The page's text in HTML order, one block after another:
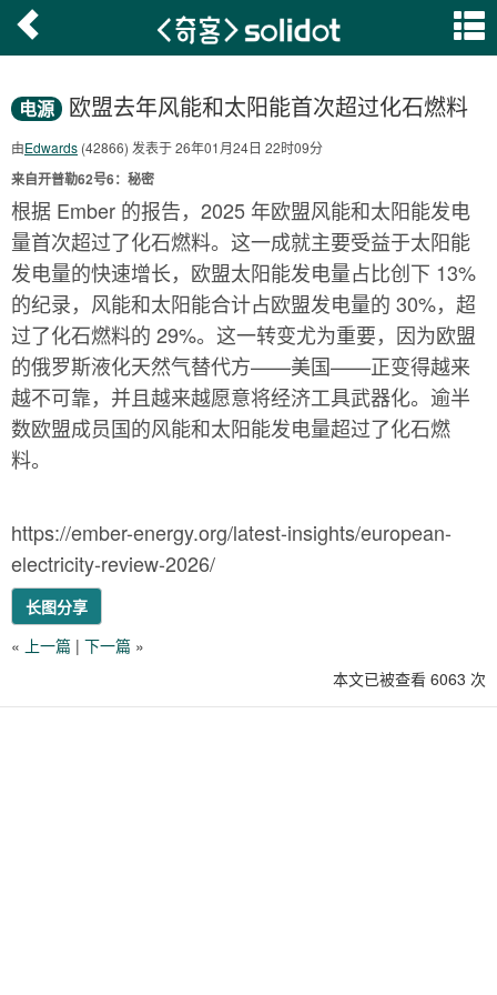
电源 欧盟去年风能和太阳能首次超过化石燃料
由Edwards (42866) 发表于 26年01月24日 22时09分
来自开普勒62号6：秘密
根据 Ember 的报告，2025 年欧盟风能和太阳能发电
量首次超过了化石燃料。这一成就主要受益于太阳能
发电量的快速增长，欧盟太阳能发电量占比创下 13%
的纪录，风能和太阳能合计占欧盟发电量的 30%，超
过了化石燃料的 29%。这一转变尤为重要，因为欧盟
的俄罗斯液化天然气替代方——美国——正变得越来
越不可靠，并且越来越愿意将经济工具武器化。逾半
数欧盟成员国的风能和太阳能发电量超过了化石燃
料。
https://ember-energy.org/latest-insights/european-
electricity-review-2026/
长图分享
« 上一篇 | 下一篇 »
本文已被查看 6063 次